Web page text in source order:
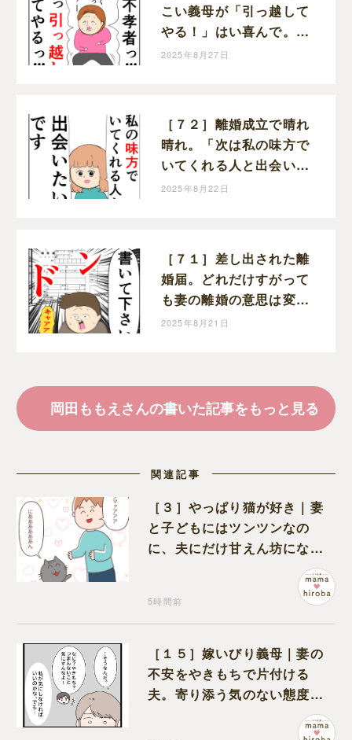
こい義母が「引っ越して
やる！」はい喜んで。ク
セ強義母に抗う嫁達｜岡
2025年8月27日
［７２］離婚成立で晴れ
晴れ。「次は私の味方で
いてくれる人と出会いた
い」と前を向く。クセ強
2025年8月22日
［７１］差し出された離
婚届。どれだけすがって
も妻の離婚の意思は変わ
らない。クセ強義母に抗
2025年8月21日
岡田ももえさんの書いた記事をもっと見る
関連記事
［３］やっぱり猫が好き｜妻
と子どもにはツンツンなの
に、夫にだけ甘えん坊になる
5時間前
［１５］嫁いびり義母｜妻の
不安をやきもちで片付ける
夫。寄り添う気のない態度に